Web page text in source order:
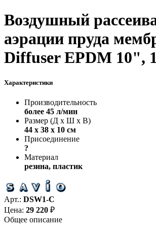
Воздушный
аэрации пруда
Diffuser EPDM 10",
Характеристики
Производительность
более 45 л/мин
Размер (Д х Ш х В)
44 х 38 х 10 см
Присоединение
?
Материал
резина, пластик
Арт.: DSW1-C
Цена: 29 220 ₽
Общее описание